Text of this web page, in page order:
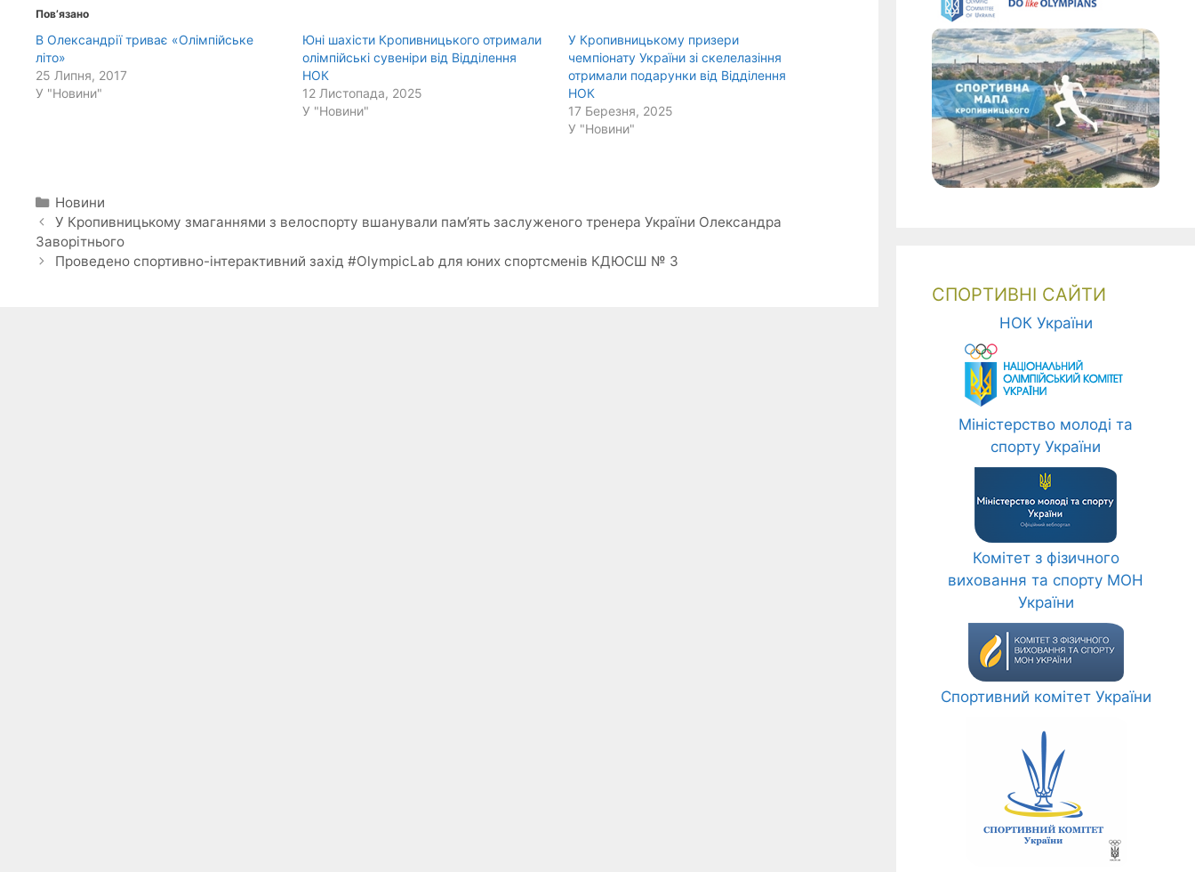
Пов’язано
В Олександрії триває «Олімпійське
літо»
25 Липня, 2017
У "Новини"
Юні шахісти Кропивницького отримали
олімпійські сувеніри від Відділення
НОК
12 Листопада, 2025
У "Новини"
У Кропивницькому призери
чемпіонату України зі скелелазіння
отримали подарунки від Відділення
НОК
17 Березня, 2025
У "Новини"
Категорії
Новини
У Кропивницькому змаганнями з велоспорту вшанували пам’ять заслуженого тренера України Олександра
Заворітнього
Проведено спортивно-інтерактивний захід #OlympicLab для юних спортсменів КДЮСШ № 3
СПОРТИВНІ САЙТИ
НОК України
Міністерство молоді та
спорту України
Комітет з фізичного
виховання та спорту МОН
України
Спортивний комітет України